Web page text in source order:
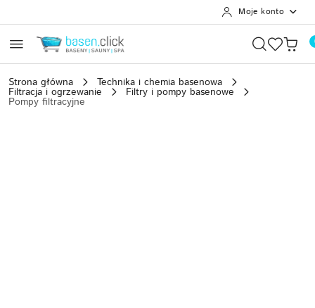
Moje konto
Strona główna Technika i chemia basenowa
Filtracja i ogrzewanie Filtry i pompy basenowe
Pompy filtracyjne